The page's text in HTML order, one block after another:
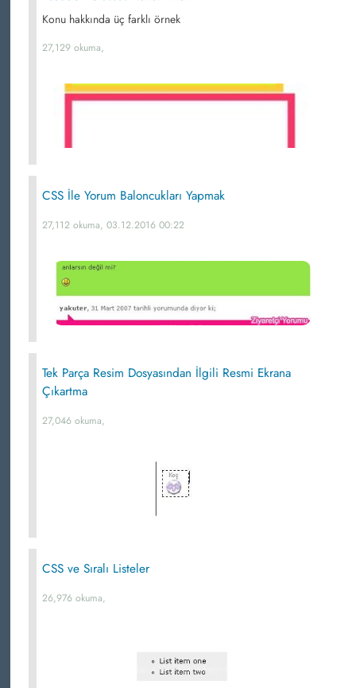
Konu hakkında üç farklı örnek
27,129 okuma,
CSS İle Yorum Baloncukları Yapmak
27,112 okuma, 03.12.2016 00:22
Tek Parça Resim Dosyasından İlgili Resmi Ekrana
Çıkartma
27,046 okuma,
CSS ve Sıralı Listeler
26,976 okuma,